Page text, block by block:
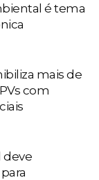
é tema
mais de
com
deve